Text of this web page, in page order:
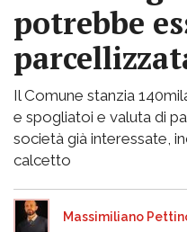
potrebbe
Il Comune stanzia
e spogliatoi e valuta di
società già interessate,
calcetto
Massimiliano